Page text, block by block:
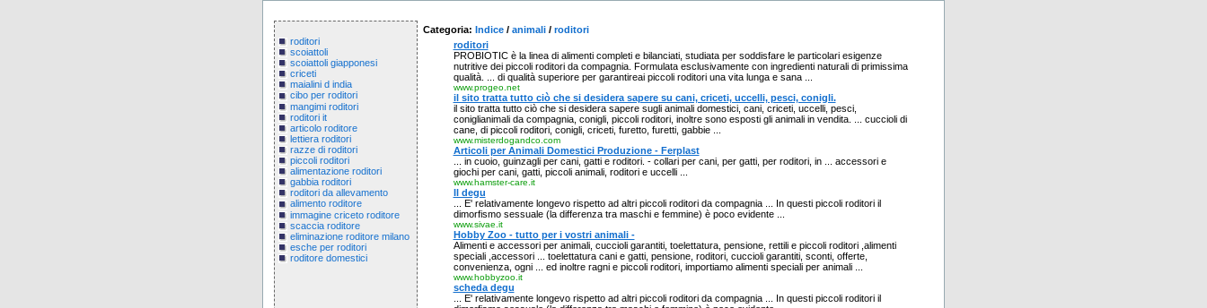
roditori
scoiattoli
scoiattoli giapponesi
criceti
maialini d india
cibo per roditori
mangimi roditori
roditori it
articolo roditore
lettiera roditori
razze di roditori
piccoli roditori
alimentazione roditori
gabbia roditori
roditori da allevamento
alimento roditore
immagine criceto roditore
scaccia roditore
eliminazione roditore milano
esche per roditori
roditore domestici
Categoria: Indice / animali / roditori
roditori
PROBIOTIC è la linea di alimenti completi e bilanciati, studiata per soddisfare le particolari esigenze
nutritive dei piccoli roditori da compagnia. Formulata esclusivamente con ingredienti naturali di primissima
qualità. ... di qualità superiore per garantireai piccoli roditori una vita lunga e sana ...
www.progeo.net
il sito tratta tutto ciò che si desidera sapere su cani, criceti, uccelli, pesci, conigli.
il sito tratta tutto ciò che si desidera sapere sugli animali domestici, cani, criceti, uccelli, pesci,
coniglianimali da compagnia, conigli, piccoli roditori, inoltre sono esposti gli animali in vendita. ... cuccioli di
cane, di piccoli roditori, conigli, criceti, furetto, furetti, gabbie ...
www.misterdogandco.com
Articoli per Animali Domestici Produzione - Ferplast
... in cuoio, guinzagli per cani, gatti e roditori. - collari per cani, per gatti, per roditori, in ... accessori e
giochi per cani, gatti, piccoli animali, roditori e uccelli ...
www.hamster-care.it
Il degu
... E' relativamente longevo rispetto ad altri piccoli roditori da compagnia ... In questi piccoli roditori il
dimorfismo sessuale (la differenza tra maschi e femmine) è poco evidente ...
www.sivae.it
Hobby Zoo - tutto per i vostri animali -
Alimenti e accessori per animali, cuccioli garantiti, toelettatura, pensione, rettili e piccoli roditori ,alimenti
speciali ,accessori ... toelettatura cani e gatti, pensione, roditori, cuccioli garantiti, sconti, offerte,
convenienza, ogni ... ed inoltre ragni e piccoli roditori, importiamo alimenti speciali per animali ...
www.hobbyzoo.it
scheda degu
... E' relativamente longevo rispetto ad altri piccoli roditori da compagnia ... In questi piccoli roditori il